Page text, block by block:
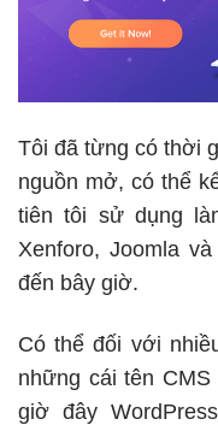
Tôi đã từng có thời
nguồn mở, có thể
tiên tôi sử dụng
Xenforo, Joomla
đến bây giờ.
Có thể đối với
những cái tên
giờ đây